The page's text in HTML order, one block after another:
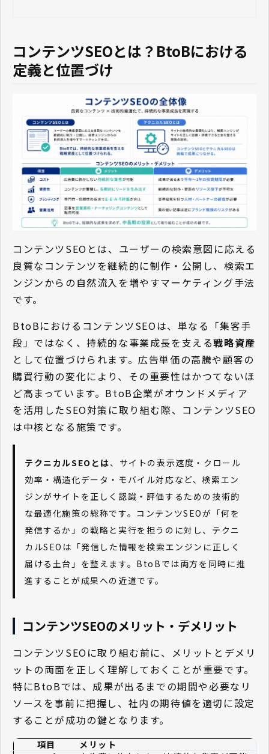
コンテンツSEOとは？BtoBにおける
定義と位置づけ
コンテンツSEOとは、ユーザーの検索意図に応える
良質なコンテンツを継続的に制作・公開し、検索エ
ンジンからの自然流入を増やすマーケティング手法
です。
BtoBにおけるコンテンツSEOは、単なる「集客手
段」ではなく、持続的な事業成長を支える戦略資産
として位置づけられます。広告単価の高騰や顧客の
購買行動の変化により、その重要性はかつてないほ
ど高まっています。BtoB企業がオウンドメディア
を活用したSEO対策に取り組む際、コンテンツSEO
は中核となる施策です。
テクニカルSEOとは、サイトの表示速度・クロール
効率・構造化データ・モバイル対応など、検索エン
ジンがサイトを正しく認識・評価するための技術的
な最適化施策の総称です。コンテンツSEOが「何を
発信するか」の戦略と実行を担うのに対し、テクニ
カルSEOは「発信した情報を検索エンジンに正しく
届ける土台」を整えます。BtoBでは両方を同時に推
進することが成果への近道です。
コンテンツSEOのメリット・デメリット
コンテンツSEOに取り組む前に、メリットとデメリ
ットの両面を正しく理解しておくことが重要です。
特にBtoBでは、成果が出るまでの期間や必要なリ
ソースを事前に把握し、社内の期待値を適切に設定
することが成功の鍵となります。
項目
メリット